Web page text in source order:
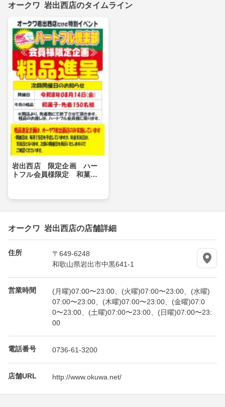
オークワ 岩出西店のタイムライン
岩出西店 限定企画 ハー
トフル会員様限定 和菓子
オークワ 岩出西店の店舗詳細
住所
〒649-6248
和歌山県岩出市中黒641-1
営業時間
(月曜)07:00〜23:00、(火曜)07:00〜23:00、(水曜)
07:00〜23:00、(木曜)07:00〜23:00、(金曜)07:0
0〜23:00、(土曜)07:00〜23:00、(日曜)07:00〜23:
00
電話番号 0736-61-3200
店舗URL http://www.okuwa.net/